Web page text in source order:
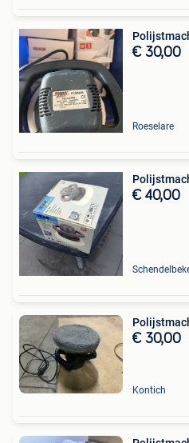
€ 30,00
Roeselare
€ 40,00
€ 30,00
Kontich